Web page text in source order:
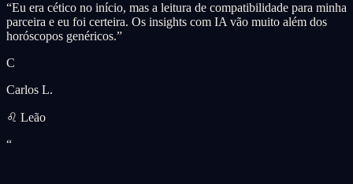
“Eu era cético no início, mas a leitura de compatibilidade para minha
parceira e eu foi certeira. Os insights com IA vão muito além dos
horóscopos genéricos.”
C
Carlos L.
♌ Leão
“